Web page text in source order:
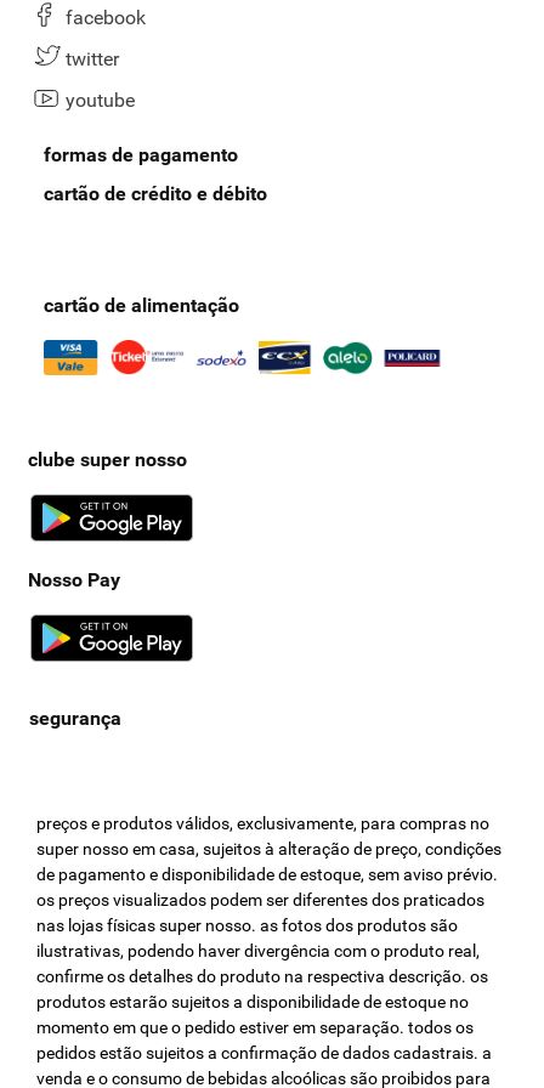
facebook
twitter
youtube
formas de pagamento
cartão de crédito e débito
cartão de alimentação
clube super nosso
Nosso Pay
preços e produtos válidos, exclusivamente, para compras no
super nosso em casa, sujeitos à alteração de preço, condições
de pagamento e disponibilidade de estoque, sem aviso prévio.
os preços visualizados podem ser diferentes dos praticados
nas lojas físicas super nosso. as fotos dos produtos são
ilustrativas, podendo haver divergência com o produto real,
confirme os detalhes do produto na respectiva descrição. os
produtos estarão sujeitos a disponibilidade de estoque no
momento em que o pedido estiver em separação. todos os
pedidos estão sujeitos a confirmação de dados cadastrais. a
venda e o consumo de bebidas alcoólicas são proibidos para